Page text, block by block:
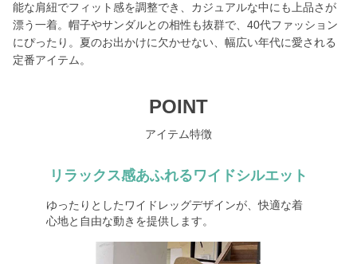
能な肩紐でフィット感を調整でき、カジュアルな中にも上品さが
漂う一着。帽子やサンダルとの相性も抜群で、40代ファッション
にぴったり。夏のお出かけに欠かせない、幅広い年代に愛される
定番アイテム。
POINT
アイテム特徴
リラックス感あふれるワイドシルエット
ゆったりとしたワイドレッグデザインが、快適な着
心地と自由な動きを提供します。